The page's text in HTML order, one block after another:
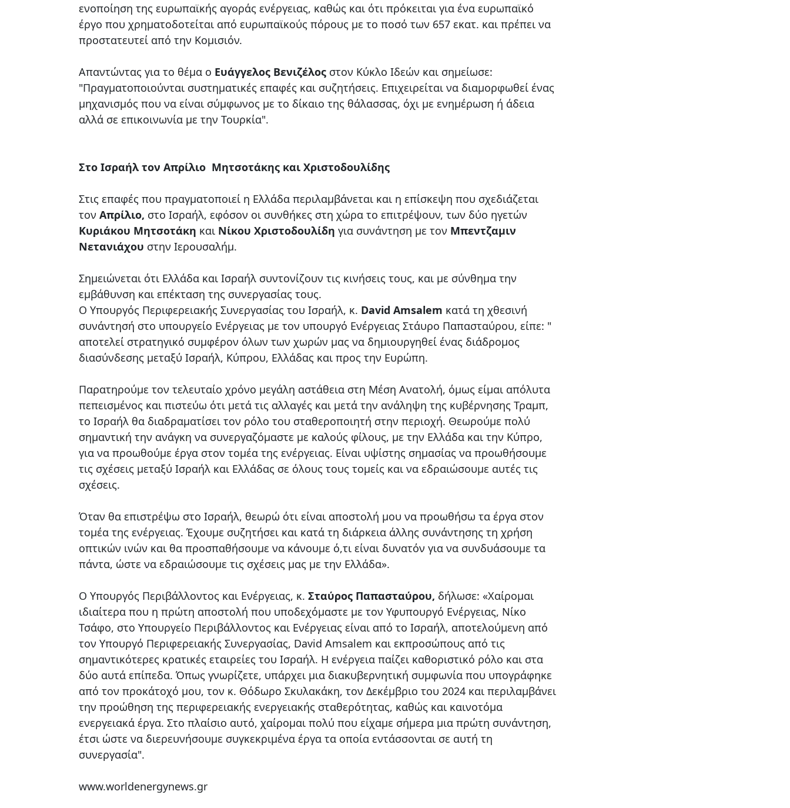
ενοποίηση της ευρωπαϊκής αγοράς ενέργειας, καθώς και ότι πρόκειται για ένα ευρωπαϊκό
έργο που χρηματοδοτείται από ευρωπαϊκούς πόρους με το ποσό των 657 εκατ. και πρέπει να
προστατευτεί από την Κομισιόν.
Απαντώντας για το θέμα ο Ευάγγελος Βενιζέλος στον Κύκλο Ιδεών και σημείωσε:
"Πραγματοποιούνται συστηματικές επαφές και συζητήσεις. Επιχειρείται να διαμορφωθεί ένας
μηχανισμός που να είναι σύμφωνος με το δίκαιο της θάλασσας, όχι με ενημέρωση ή άδεια
αλλά σε επικοινωνία με την Τουρκία".
Στο Ισραήλ τον Απρίλιο Μητσοτάκης και Χριστοδουλίδης
Στις επαφές που πραγματοποιεί η Ελλάδα περιλαμβάνεται και η επίσκεψη που σχεδιάζεται
τον Απρίλιο, στο Ισραήλ, εφόσον οι συνθήκες στη χώρα το επιτρέψουν, των δύο ηγετών
Κυριάκου Μητσοτάκη και Νίκου Χριστοδουλίδη για συνάντηση με τον Μπεντζαμιν
Νετανιάχου στην Ιερουσαλήμ.
Σημειώνεται ότι Ελλάδα και Ισραήλ συντονίζουν τις κινήσεις τους, και με σύνθημα την
εμβάθυνση και επέκταση της συνεργασίας τους.
Ο Υπουργός Περιφερειακής Συνεργασίας του Ισραήλ, κ. David Amsalem κατά τη χθεσινή
συνάντησή στο υπουργείο Ενέργειας με τον υπουργό Ενέργειας Στάυρο Παπασταύρου, είπε: "
αποτελεί στρατηγικό συμφέρον όλων των χωρών μας να δημιουργηθεί ένας διάδρομος
διασύνδεσης μεταξύ Ισραήλ, Κύπρου, Ελλάδας και προς την Ευρώπη.
Παρατηρούμε τον τελευταίο χρόνο μεγάλη αστάθεια στη Μέση Ανατολή, όμως είμαι απόλυτα
πεπεισμένος και πιστεύω ότι μετά τις αλλαγές και μετά την ανάληψη της κυβέρνησης Τραμπ,
το Ισραήλ θα διαδραματίσει τον ρόλο του σταθεροποιητή στην περιοχή. Θεωρούμε πολύ
σημαντική την ανάγκη να συνεργαζόμαστε με καλούς φίλους, με την Ελλάδα και την Κύπρο,
για να προωθούμε έργα στον τομέα της ενέργειας. Είναι υψίστης σημασίας να προωθήσουμε
τις σχέσεις μεταξύ Ισραήλ και Ελλάδας σε όλους τους τομείς και να εδραιώσουμε αυτές τις
σχέσεις.
Όταν θα επιστρέψω στο Ισραήλ, θεωρώ ότι είναι αποστολή μου να προωθήσω τα έργα στον
τομέα της ενέργειας. Έχουμε συζητήσει και κατά τη διάρκεια άλλης συνάντησης τη χρήση
οπτικών ινών και θα προσπαθήσουμε να κάνουμε ό,τι είναι δυνατόν για να συνδυάσουμε τα
πάντα, ώστε να εδραιώσουμε τις σχέσεις μας με την Ελλάδα».
Ο Υπουργός Περιβάλλοντος και Ενέργειας, κ. Σταύρος Παπασταύρου, δήλωσε: «Χαίρομαι
ιδιαίτερα που η πρώτη αποστολή που υποδεχόμαστε με τον Υφυπουργό Ενέργειας, Νίκο
Τσάφο, στο Υπουργείο Περιβάλλοντος και Ενέργειας είναι από το Ισραήλ, αποτελούμενη από
τον Υπουργό Περιφερειακής Συνεργασίας, David Amsalem και εκπροσώπους από τις
σημαντικότερες κρατικές εταιρείες του Ισραήλ. Η ενέργεια παίζει καθοριστικό ρόλο και στα
δύο αυτά επίπεδα. Όπως γνωρίζετε, υπάρχει μια διακυβερνητική συμφωνία που υπογράφηκε
από τον προκάτοχό μου, τον κ. Θόδωρο Σκυλακάκη, τον Δεκέμβριο του 2024 και περιλαμβάνει
την προώθηση της περιφερειακής ενεργειακής σταθερότητας, καθώς και καινοτόμα
ενεργειακά έργα. Στο πλαίσιο αυτό, χαίρομαι πολύ που είχαμε σήμερα μια πρώτη συνάντηση,
έτσι ώστε να διερευνήσουμε συγκεκριμένα έργα τα οποία εντάσσονται σε αυτή τη
συνεργασία".
www.worldenergynews.gr